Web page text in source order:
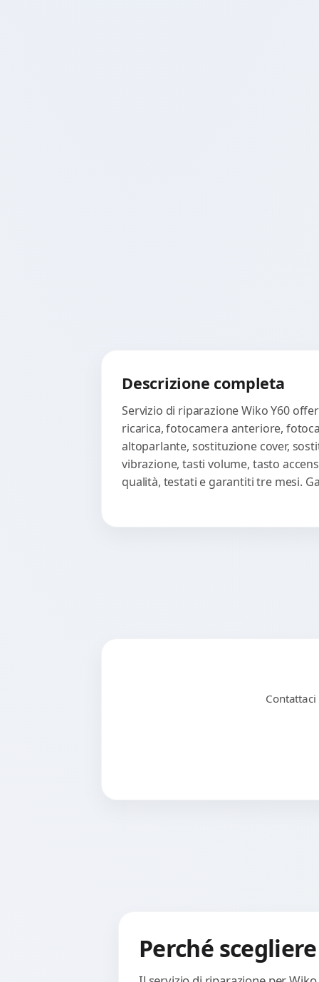
Descrizione completa
Servizio di riparazione Wiko Y60
ricarica, fotocamera anteriore,
altoparlante, sostituzione cover,
vibrazione, tasti volume, tasto
qualità, testati e garantiti tre mesi.
Perché